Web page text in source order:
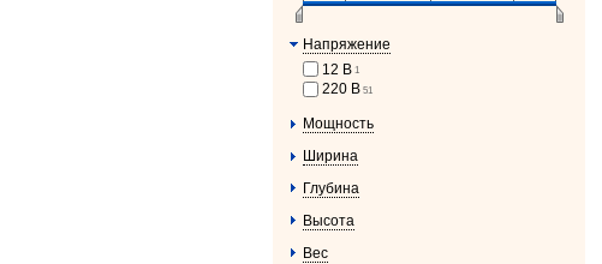
Напряжение
12 В 1
220 В 51
Мощность
Ширина
Глубина
Высота
Вес